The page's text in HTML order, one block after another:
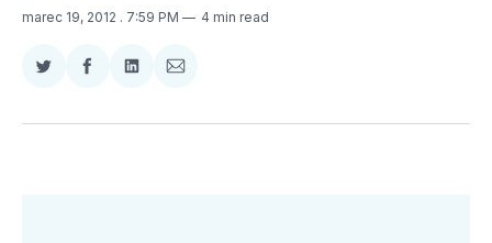
marec 19, 2012 . 7:59 PM 4 min read
Zdieľať
Twitter
Zdieľať
Facebooku
Zdieľať
LinkedIne
Zdieľať
E-